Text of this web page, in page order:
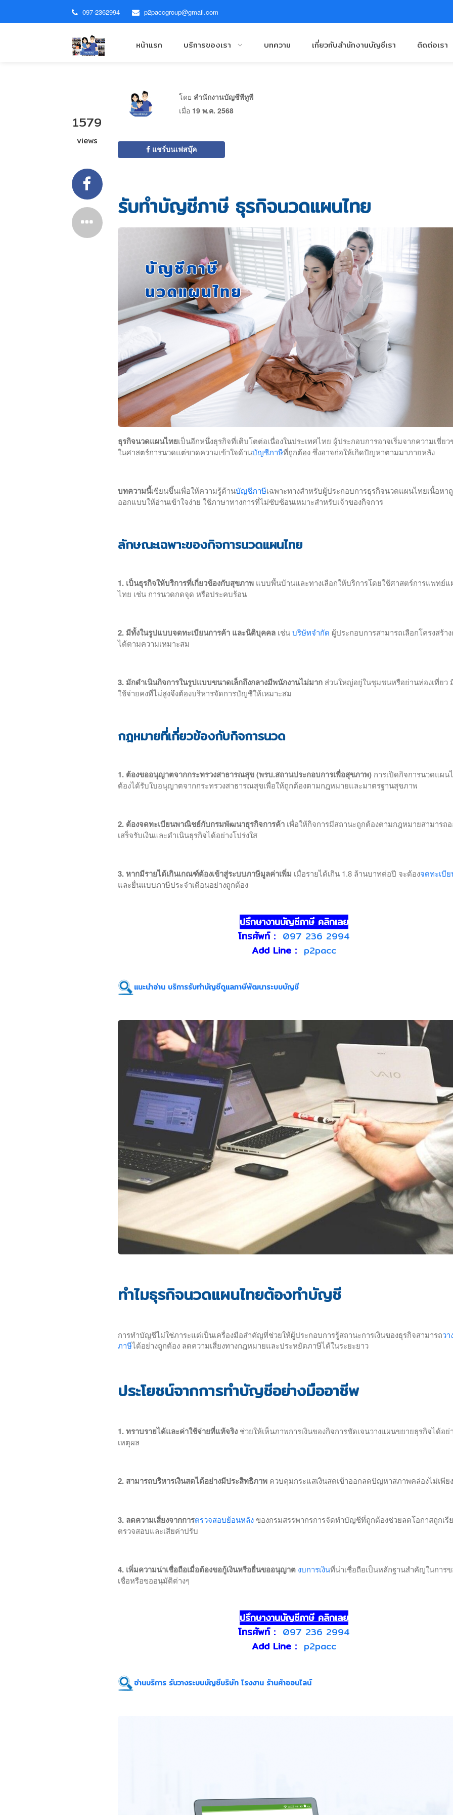
097-2362994 p2paccgroup@gmail.com
หน้าแรก บริการของเรา บทความ เกี่ยวกับสำนักงานบัญชีเรา ติดต่อเรา
1579
views
โดย สำนักงานบัญชีพีทูพี
เมื่อ 19 พ.ค. 2568
แชร์บนเฟสบุ๊ค
รับทำบัญชีภาษี ธุรกิจนวดแผนไทย
ธุรกิจนวดแผนไทยเป็นอีกหนึ่งธุรกิจที่เติบโตต่อเนื่องในประเทศไทย ผู้ประกอบการอาจเริ่มจากความเชี่ย
ในศาสตร์การนวดแต่ขาดความเข้าใจด้านบัญชีภาษีที่ถูกต้อง ซึ่งอาจก่อให้เกิดปัญหาตามมาภายหลัง
บทความนี้เขียนขึ้นเพื่อให้ความรู้ด้านบัญชีภาษีเฉพาะทางสำหรับผู้ประกอบการธุรกิจนวดแผนไทยเนื้อหา
ออกแบบให้อ่านเข้าใจง่าย ใช้ภาษาทางการที่ไม่ซับซ้อนเหมาะสำหรับเจ้าของกิจการ
ลักษณะเฉพาะของกิจการนวดแผนไทย
1. เป็นธุรกิจให้บริการที่เกี่ยวข้องกับสุขภาพแบบพื้นบ้านและทางเลือกให้บริการโดยใช้ศาสตร์การแพทย์แ
ไทย เช่น การนวดกดจุด หรือประคบร้อน
2. มีทั้งในรูปแบบจดทะเบียนการค้า และนิติบุคคลเช่นบริษัทจำกัด ผู้ประกอบการสามารถเลือกโครงสร้า
ได้ตามความเหมาะสม
3. มักดำเนินกิจการในรูปแบบขนาดเล็กถึงกลางมีพนักงานไม่มากส่วนใหญ่อยู่ในชุมชนหรือย่านท่องเที่ยว
ใช้จ่ายคงที่ไม่สูงจึงต้องบริหารจัดการบัญชีให้เหมาะสม
กฎหมายที่เกี่ยวข้องกับกิจการนวด
1. ต้องขออนุญาตจากกระทรวงสาธารณสุข (พรบ.สถานประกอบการเพื่อสุขภาพ)การเปิดกิจการนวดแผน
ต้องได้รับใบอนุญาตจากกระทรวงสาธารณสุขเพื่อให้ถูกต้องตามกฎหมายและมาตรฐานสุขภาพ
2. ต้องจดทะเบียนพาณิชย์กับกรมพัฒนาธุรกิจการค้าเพื่อให้กิจการมีสถานะถูกต้องตามกฎหมายสามารถ
เสร็จรับเงินและดำเนินธุรกิจได้อย่างโปร่งใส
3. หากมีรายได้เกินเกณฑ์ต้องเข้าสู่ระบบภาษีมูลค่าเพิ่ม เมื่อรายได้เกิน 1.8 ล้านบาทต่อปี จะต้องจดทะเบีย
และยื่นแบบภาษีประจำเดือนอย่างถูกต้อง
ปรึกษางานบัญชีภาษี คลิกเลย
โทรศัพท์ : 097 236 2994
Add Line : p2pacc
แนะนำอ่าน บริการรับทำบัญชีดูแลภาษีพัฒนาระบบบัญชี
ทำไมธุรกิจนวดแผนไทยต้องทำบัญชี
การทำบัญชีไม่ใช่ภาระแต่เป็นเครื่องมือสำคัญที่ช่วยให้ผู้ประกอบการรู้สถานะการเงินของธุรกิจสามารถว
ภาษีได้อย่างถูกต้อง ลดความเสี่ยงทางกฎหมายและประหยัดภาษีได้ในระยะยาว
ประโยชน์จากการทำบัญชีอย่างมืออาชีพ
1. ทราบรายได้และค่าใช้จ่ายที่แท้จริงช่วยให้เห็นภาพการเงินของกิจการชัดเจนวางแผนขยายธุรกิจได้อย่
เหตุผล
2. สามารถบริหารเงินสดได้อย่างมีประสิทธิภาพควบคุมกระแสเงินสดเข้าออกลดปัญหาสภาพคล่องไม่เพีย
3. ลดความเสี่ยงจากการตรวจสอบย้อนหลังของกรมสรรพากรการจัดทำบัญชีที่ถูกต้องช่วยลดโอกาสถูกเรี
ตรวจสอบและเสียค่าปรับ
4. เพิ่มความน่าเชื่อถือเมื่อต้องขอกู้เงินหรือยื่นขออนุญาต งบการเงินที่น่าเชื่อถือเป็นหลักฐานสำคัญในการ
เชื่อหรือขออนุมัติต่างๆ
ปรึกษางานบัญชีภาษี คลิกเลย
โทรศัพท์ : 097 236 2994
Add Line : p2pacc
อ่านบริการ รับวางระบบบัญชีบริษัท โรงงาน ร้านค้าออนไลน์